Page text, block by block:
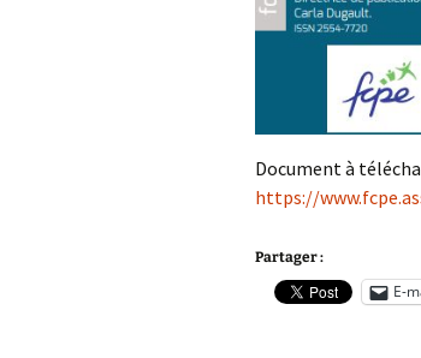
Document à
https://
Partager :
E-